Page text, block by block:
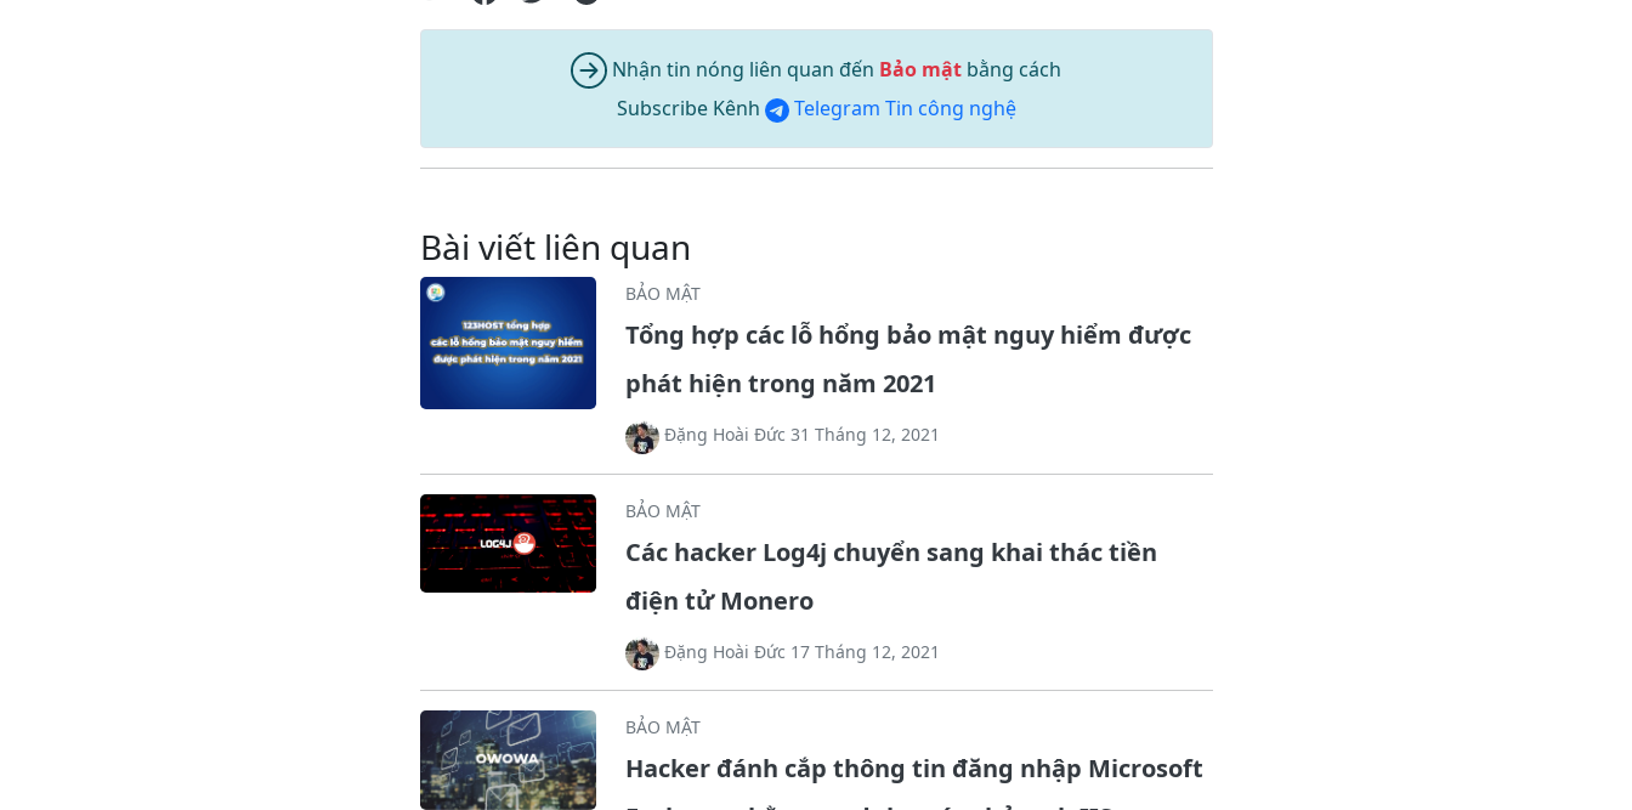
Nhận tin nóng liên quan đến Bảo mật bằng cách
Subscribe Kênh
Telegram Tin công nghệ
Bài viết liên quan
BẢO MẬT
Tổng hợp các lỗ hổng bảo mật nguy hiểm được
phát hiện trong năm 2021
Đặng Hoài Đức 31 Tháng 12, 2021
BẢO MẬT
Các hacker Log4j chuyển sang khai thác tiền
điện tử Monero
Đặng Hoài Đức 17 Tháng 12, 2021
BẢO MẬT
Hacker đánh cắp thông tin đăng nhập Microsoft